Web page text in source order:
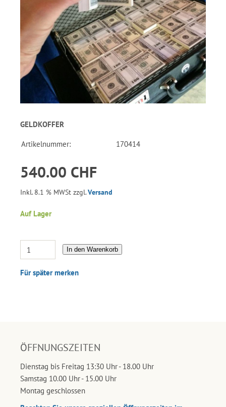
GELDKOFFER
Artikelnummer: 170414
540.00 CHF
Inkl. 8.1 % MWSt zzgl.Versand
Auf Lager
In den Warenkorb
Für später merken
ÖFFNUNGSZEITEN
Dienstag bis Freitag 13:30 Uhr - 18.00 Uhr
Samstag 10.00 Uhr - 15.00 Uhr
Montag geschlossen